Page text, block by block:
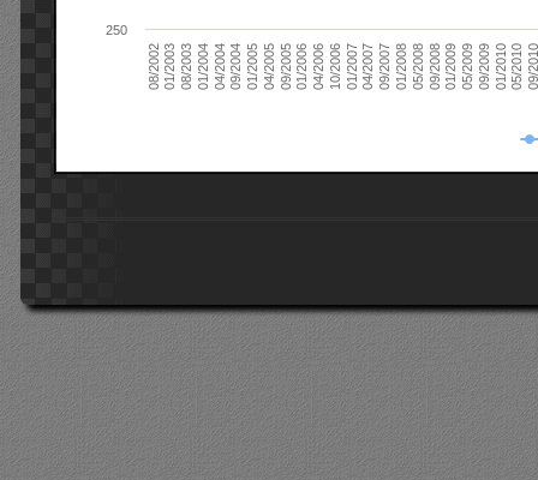
08/200201/200308/200301/200404/200409/200401/200504/200509/200501/200604/200610/200601/200704/200709/200701/200805/200809/200801/200905/200909/200901/201005/201009/
250